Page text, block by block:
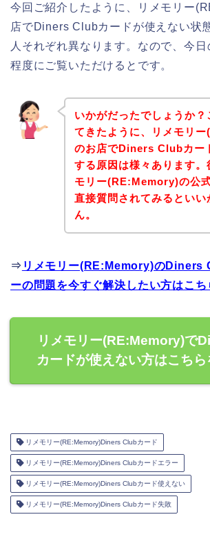
今回ご紹介したように、リメモリー
店でDiners Clubカードが使えない状
人それぞれ異なります。なので、今
程度にご覧いただけるとです。
いかがだったでしょうか？
てきたように、リメモリ
のお店でDiners Clubカー
する原因は様々あります。
モリー(RE:Memory)の公式
直接質問されてみるといい
ん。
⇒ リメモリー(RE:Memory)のDiners
ーの問題を今すぐ解決したい方はこち
リメモリー(RE:Memory)で
カードが使えない方はこちら
リメモリー(RE:Memory)Diners Clubカード
リメモリー(RE:Memory)Diners Clubカードエラー
リメモリー(RE:Memory)Diners Clubカード使えない
リメモリー(RE:Memory)Diners Clubカード失敗